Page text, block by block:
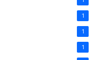
1
1
1